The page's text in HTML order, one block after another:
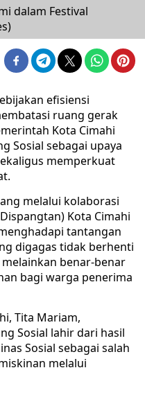
dalam Festival
efisiensi
ruang gerak
Kota Cimahi
Sosial sebagai upaya
memperkuat
melalui kolaborasi
Kota Cimahi
tantangan
digagas tidak berhenti
benar-benar
bagi warga penerima
Tita Mariam,
Sosial lahir dari hasil
Sosial sebagai salah
melalui